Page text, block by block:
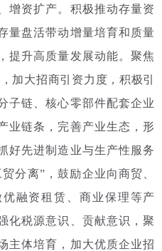
增资扩产。积极推动存量资
量盘活带动增量培育和质量
提升高质量发展动能。聚焦
加大招商引资力度，积极引
子链、核心零部件配套企业
业链条，完善产业生态，形
好先进制造业与生产性服务
分离”，鼓励企业向商贸、
融资租赁、商业保理等产
化税源意识、贡献意识，聚
主体培育，加大优质企业招